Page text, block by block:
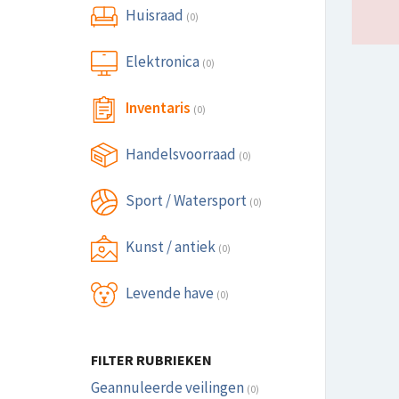
Huisraad (0)
Elektronica (0)
Inventaris (0)
Handelsvoorraad (0)
Sport / Watersport (0)
Kunst / antiek (0)
Levende have (0)
FILTER RUBRIEKEN
Geannuleerde veilingen (0)